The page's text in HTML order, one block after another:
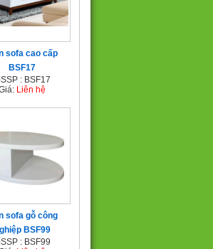
sofa cao cấp
BSF17
: BSF17
Liên hệ
sofa gỗ công
BSF99
: BSF99